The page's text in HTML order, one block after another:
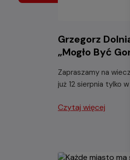
Grzegorz
„Mogło Być
Zapraszamy na
już 12 sierpnia tylko
Czytaj więcej